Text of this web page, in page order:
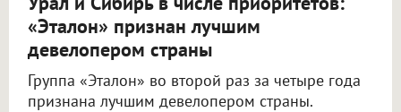
«Эталон» признан лучшим
девелопером страны
Группа «Эталон» во второй раз за четыре года
признана лучшим девелопером страны.